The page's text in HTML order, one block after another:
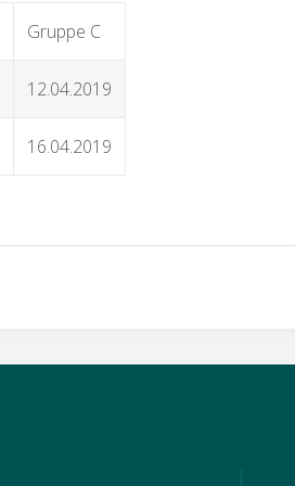
Gruppe C
12.04.2019
16.04.2019